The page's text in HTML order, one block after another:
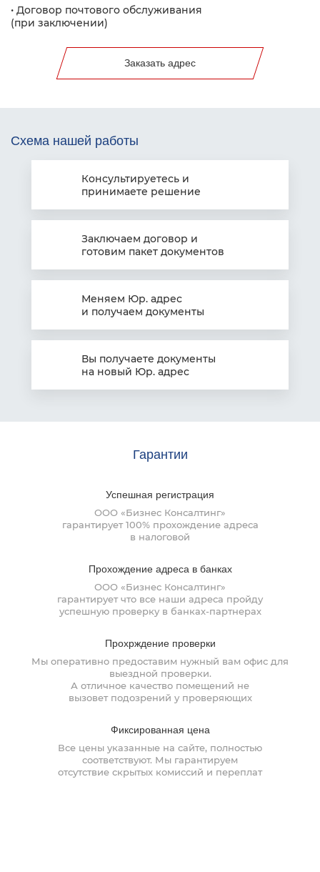
• Договор почтового обслуживания
(при заключении)
Заказать адрес
Схема нашей работы
Консультируетесь и
принимаете решение
Заключаем договор и
готовим пакет документов
Меняем Юр. адрес
и получаем документы
Вы получаете документы
на новый Юр. адрес
Гарантии
Успешная регистрация
ООО «Бизнес Консалтинг»
гарантирует 100% прохождение адреса
в налоговой
Прохождение адреса в банках
ООО «Бизнес Консалтинг»
гарантирует что все наши адреса пройду
успешную проверку в банках-партнерах
Прохрждение проверки
Мы оперативно предоставим нужный вам офис для
выездной проверки.
А отличное качество помещений не
вызовет подозрений у проверяющих
Фиксированная цена
Все цены указанные на сайте, полностью
соответствуют. Мы гарантируем
отсутствие скрытых комиссий и переплат
Фамилия Имя Отчество
Дата рождения
Фамилия Имя Отчество
Серия и номер
паспорта
Дата рождения
Серия и номер
паспорта
Фамилия Имя Отчество
Серия и номер
паспорта